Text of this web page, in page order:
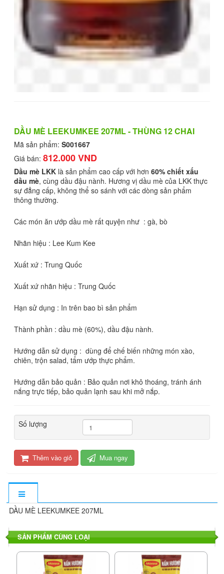
DẦU MÈ LEEKUMKEE 207ML - THÙNG 12 CHAI
Mã sản phẩm: S001667
Giá bán: 812.000 VND
Dầu mè LKK là sản phẩm cao cấp với hơn 60% chiết xấu
dầu mè, cùng dầu đậu nành. Hương vị dầu mè của LKK thực
sự đẳng cấp, không thể so sánh với các dòng sản phẩm
thông thường.
Các món ăn ướp dầu mè rất quyện như : gà, bò
Nhãn hiệu : Lee Kum Kee
Xuất xứ : Trung Quốc
Xuất xứ nhãn hiệu : Trung Quốc
Hạn sử dụng : In trên bao bì sản phẩm
Thành phần : dầu mè (60%), dầu đậu nành.
Hướng dẫn sử dụng : dùng để chế biến những món xào,
chiên, trộn salad, tẩm ướp thực phẩm.
Hướng dẫn bảo quản : Bảo quản nơi khô thoáng, tránh ánh
nắng trực tiếp, bảo quản lạnh sau khi mở nắp.
Số lượng
Thêm vào giỏ Mua ngay
DẦU MÈ LEEKUMKEE 207ML
SẢN PHẨM CÙNG LOẠI